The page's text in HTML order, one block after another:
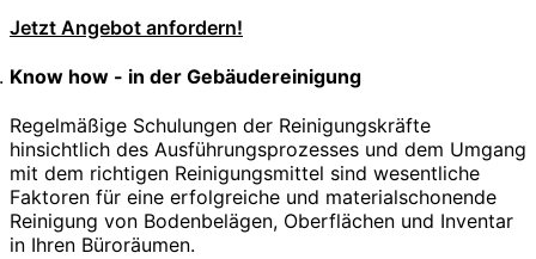
Jetzt Angebot anfordern!
Know how - in der Gebäudereinigung
Regelmäßige Schulungen der Reinigungskräfte
hinsichtlich des Ausführungsprozesses und dem Umgang
mit dem richtigen Reinigungsmittel sind wesentliche
Faktoren für eine erfolgreiche und materialschonende
Reinigung von Bodenbelägen, Oberflächen und Inventar
in Ihren Büroräumen.